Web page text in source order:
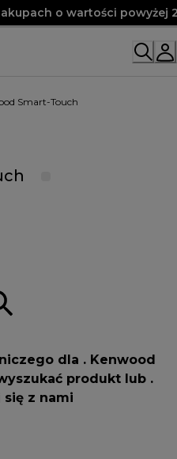
o wartości powyżej
Smart-Touch
dla . Kenwood
produkt lub .
z nami